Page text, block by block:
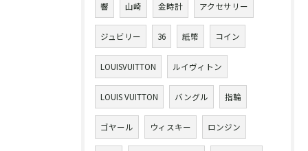
響 山崎 金時計 アクセサリー
ジュビリー 36 紙幣 コイン
LOUISVUITTON ルイヴィトン
LOUIS VUITTON バングル 指輪
ゴヤール ウィスキー ロンジン